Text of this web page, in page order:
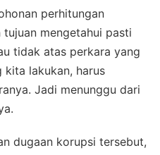
perhitungan
mengetahui pasti
tidak atas perkara yang
kita lakukan, harus
Jadi menunggu dari
dugaan korupsi tersebut,